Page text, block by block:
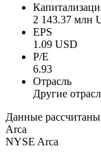
2 143.37 млн
EPS
1.09 USD
P/E
6.93
Отрасль
Другие
Данные
Arca
NYSE Arca